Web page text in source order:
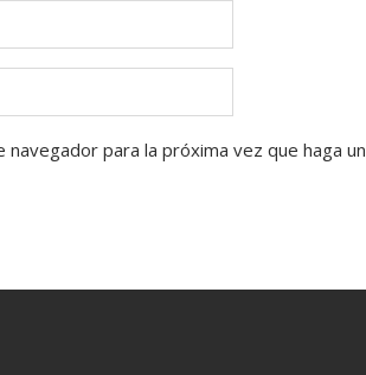
para la próxima vez que haga un